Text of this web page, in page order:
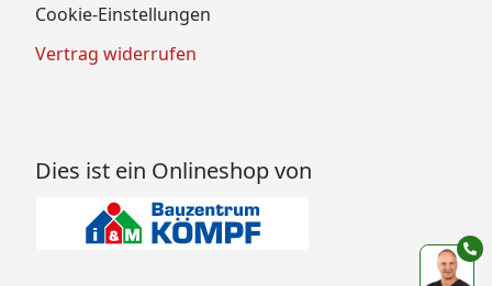
Cookie-Einstellungen
Vertrag widerrufen
Dies ist ein Onlineshop von